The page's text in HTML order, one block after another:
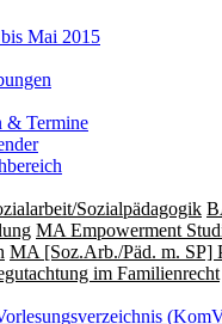
Mai 2015
& Termine
Sozialpädagogik
MA Empowerment
MA [Soz.Arb./Päd. m. SP]
im Fami­lien­recht